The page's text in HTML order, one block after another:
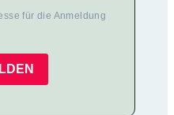
für die Anmeldung